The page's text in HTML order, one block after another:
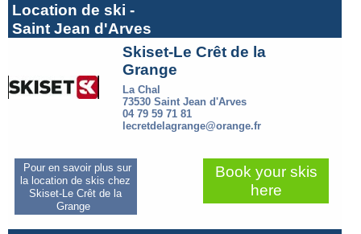
Location de ski -
Saint Jean d'Arves
Skiset-Le Crêt de la
Grange
La Chal
73530 Saint Jean d'Arves
04 79 59 71 81
lecretdelagrange@orange.fr
Pour en savoir plus sur
la location de skis chez
Skiset-Le Crêt de la
Grange
Book your skis
here